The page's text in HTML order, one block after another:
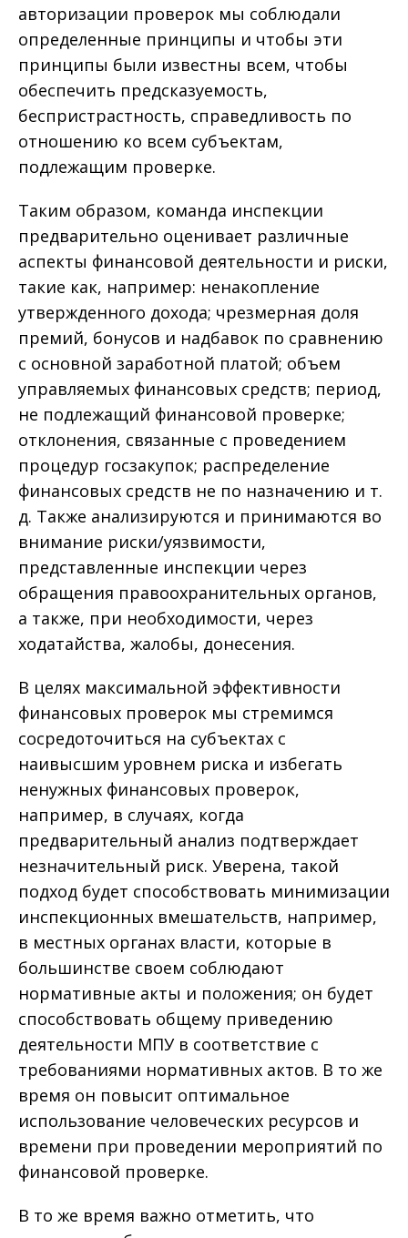
авторизации проверок мы соблюдали
определенные принципы и чтобы эти
принципы были известны всем, чтобы
обеспечить предсказуемость,
беспристрастность, справедливость по
отношению ко всем субъектам,
подлежащим проверке.
Таким образом, команда инспекции
предварительно оценивает различные
аспекты финансовой деятельности и риски,
такие как, например: ненакопление
утвержденного дохода; чрезмерная доля
премий, бонусов и надбавок по сравнению
с основной заработной платой; объем
управляемых финансовых средств; период,
не подлежащий финансовой проверке;
отклонения, связанные с проведением
процедур госзакупок; распределение
финансовых средств не по назначению и т.
д. Также анализируются и принимаются во
внимание риски/уязвимости,
представленные инспекции через
обращения правоохранительных органов,
а также, при необходимости, через
ходатайства, жалобы, донесения.
В целях максимальной эффективности
финансовых проверок мы стремимся
сосредоточиться на субъектах с
наивысшим уровнем риска и избегать
ненужных финансовых проверок,
например, в случаях, когда
предварительный анализ подтверждает
незначительный риск. Уверена, такой
подход будет способствовать минимизации
инспекционных вмешательств, например,
в местных органах власти, которые в
большинстве своем соблюдают
нормативные акты и положения; он будет
способствовать общему приведению
деятельности МПУ в соответствие с
требованиями нормативных актов. В то же
время он повысит оптимальное
использование человеческих ресурсов и
времени при проведении мероприятий по
финансовой проверке.
В то же время важно отметить, что